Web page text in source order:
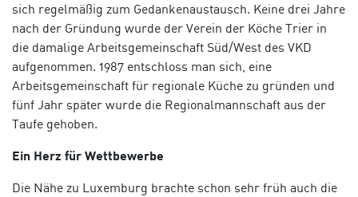
sich regelmäßig zum Gedankenaustausch. Keine drei Jahre
nach der Gründung wurde der Verein der Köche Trier in
die damalige Arbeitsgemeinschaft Süd/West des VKD
aufgenommen. 1987 entschloss man sich, eine
Arbeitsgemeinschaft für regionale Küche zu gründen und
fünf Jahr später wurde die Regionalmannschaft aus der
Taufe gehoben.
Ein Herz für Wettbewerbe
Die Nähe zu Luxemburg brachte schon sehr früh auch die